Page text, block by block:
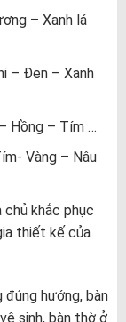
– Xanh lá
– Đen – Xanh
Hồng – Tím …
Vàng – Nâu
chủ khắc phục
thiết kế của
đúng hướng, bàn
sinh, bàn thờ ở